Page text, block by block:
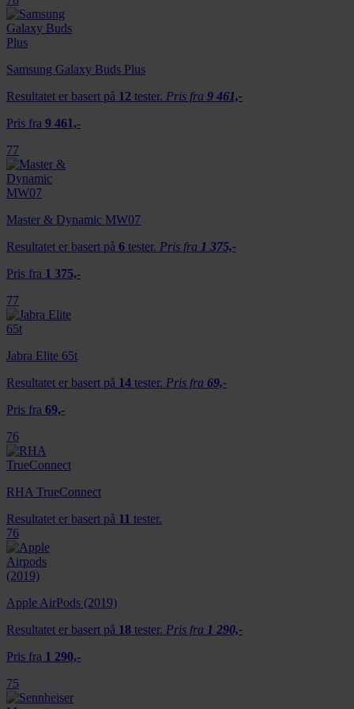
med annen informasjon du har gjort tilgjengelig for dem,
eller som de har samlet inn gjennom din bruk av
Samsung Galaxy Buds Plus
Resultatet er basert på 12 tester. Pris fra 9 461,-
Pris fra 9 461,-
77
Master & Dynamic MW07
Resultatet er basert på 6 tester. Pris fra 1 375,-
Pris fra 1 375,-
77
Jabra Elite 65t
Resultatet er basert på 14 tester. Pris fra 69,-
Pris fra 69,-
76
RHA TrueConnect
Resultatet er basert på 11 tester.
76
Apple AirPods (2019)
Resultatet er basert på 18 tester. Pris fra 1 290,-
Pris fra 1 290,-
75